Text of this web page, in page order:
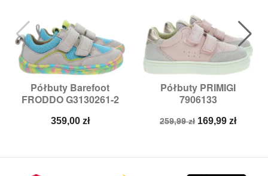
Półbuty Barefoot
FRODDO G3130261-2
Cena
359,00 zł
Półbuty PRIMIGI
7906133
Cena
259,99 zł Cena
169,99 zł